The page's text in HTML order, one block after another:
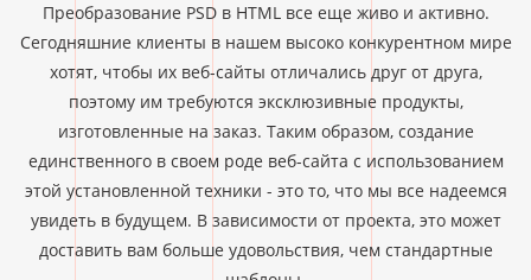
Преобразование PSD в HTML все еще живо и активно.
Сегодняшние клиенты в нашем высоко конкурентном мире
хотят, чтобы их веб-сайты отличались друг от друга,
поэтому им требуются эксклюзивные продукты,
изготовленные на заказ. Таким образом, создание
единственного в своем роде веб-сайта с использованием
этой установленной техники - это то, что мы все надеемся
увидеть в будущем. В зависимости от проекта, это может
доставить вам больше удовольствия, чем стандартные